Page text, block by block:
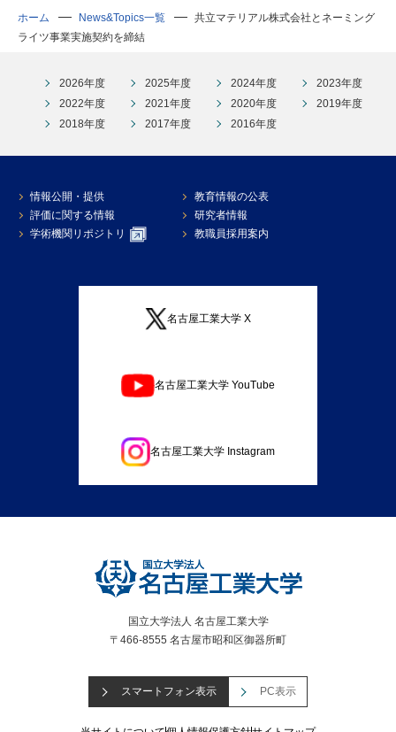
ホーム News&Topics一覧
共立マテリアル株式会社とネーミング
ライツ事業実施契約を締結
2026年度 2025年度 2024年度
2023年度
2022年度
2021年度 2020年度
2019年度
2018年度
2017年度 2016年度
情報公開・提供
教育情報の公表
評価に関する情報
研究者情報
学術機関リポジトリ
教職員採用案内
名古屋工業大学 X
名古屋工業大学 YouTube
名古屋工業大学 Instagram
国立大学法人 名古屋工業大学
〒466-8555 名古屋市昭和区御器所町
スマートフォン表示 PC表示